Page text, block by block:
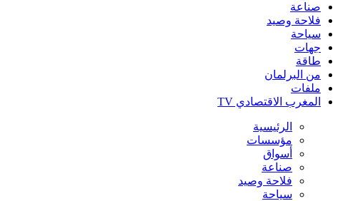
صناعة
فلاحة وصيد
سياحة
جهات
طاقة
من البرلمان
ملفات
المغرب الاقتصادي TV
الرئيسية
مؤسسات
أسواق
صناعة
فلاحة وصيد
سياحة